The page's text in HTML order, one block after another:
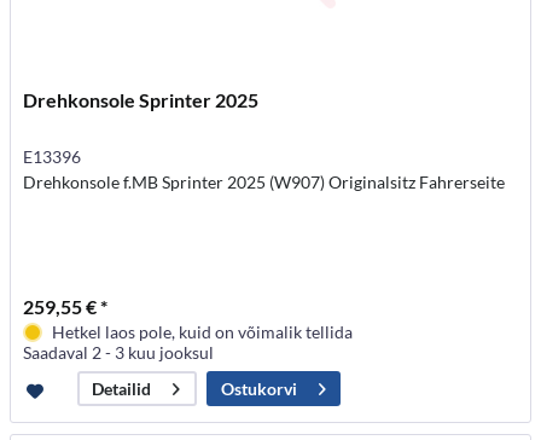
Drehkonsole Sprinter 2025
E13396
Drehkonsole f.MB Sprinter 2025 (W907) Originalsitz Fahrerseite
259,55 € *
Hetkel laos pole, kuid on võimalik tellida
Saadaval 2 - 3 kuu jooksul
Detailid
Ostukorvi